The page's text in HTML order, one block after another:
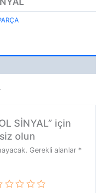
SİNYAL” için
olun
Gerekli alanlar *